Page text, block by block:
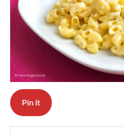
Pin it